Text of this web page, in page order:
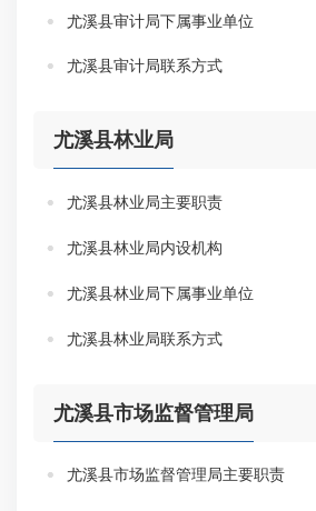
尤溪县审计局下属事业单位
尤溪县审计局联系方式
尤溪县林业局
尤溪县林业局主要职责
尤溪县林业局内设机构
尤溪县林业局下属事业单位
尤溪县林业局联系方式
尤溪县市场监督管理局
尤溪县市场监督管理局主要职责